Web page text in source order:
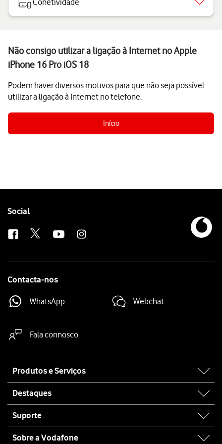
Conetividade
Não consigo utilizar a ligação à Internet no Apple
iPhone 16 Pro iOS 18
Podem haver diversos motivos para que não seja possível
utilizar a ligação à Internet no telefone.
Início
Follow
Social
Contacta-nos
WhatsApp Webchat
Fala connosco
map
Produtos e Serviços
Destaques
Suporte
Sobre a Vodafone